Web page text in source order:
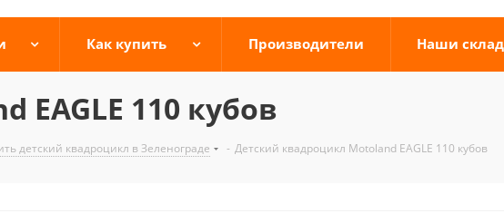
Как купить Производители Наши
110 кубов
детский квадроцикл в Зеленограде - Детский квадроцикл Motoland EAGLE 110 кубов